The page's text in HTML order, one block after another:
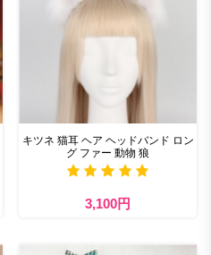
キツネ 猫耳 ヘア ヘッドバンド ロン
グ ファー 動物 狼
3,100円